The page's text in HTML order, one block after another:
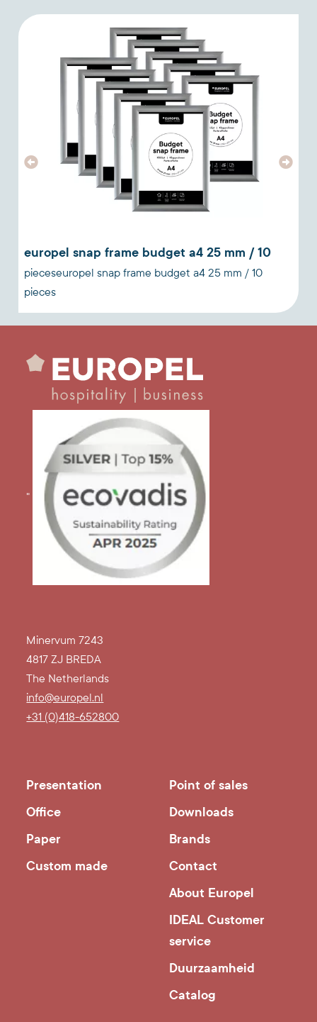
europel snap frame budget a4 25 mm / 10
pieceseuropel snap frame budget a4 25 mm / 10
pieces
"
Minervum 7243
4817 ZJ BREDA
The Netherlands
info@europel.nl
+31 (0)418-652800
Presentation
Office
Paper
Custom made
Point of sales
Downloads
Brands
Contact
About Europel
IDEAL Customer
service
Duurzaamheid
Catalog